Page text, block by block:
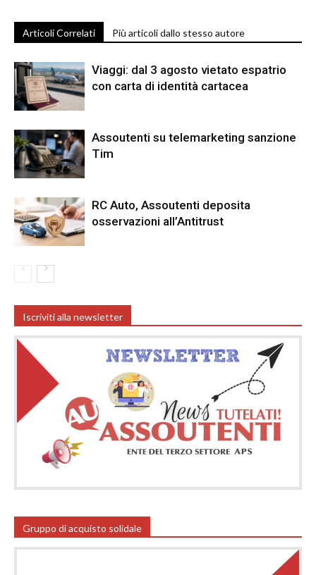
Articoli Correlati Più articoli dallo stesso autore
Viaggi: dal 3 agosto vietato espatrio
con carta di identità cartacea
Assoutenti su telemarketing sanzione
Tim
RC Auto, Assoutenti deposita
osservazioni all’Antitrust
Iscriviti alla newsletter
Gruppo di acquisto solidale